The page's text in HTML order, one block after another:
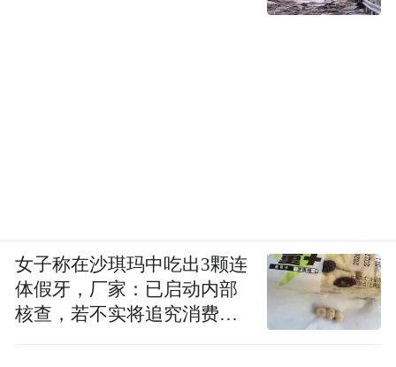
女子称在沙琪玛中吃出3颗连
体假牙，厂家：已启动内部
核查，若不实将追究消费者